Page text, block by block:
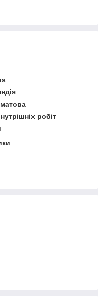
робіт